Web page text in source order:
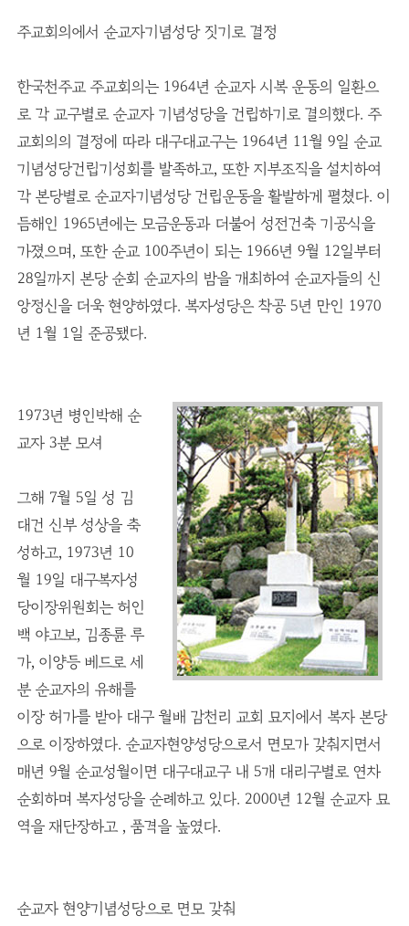
주교회의에서 순교자기념성당 짓기로 결정
한국천주교 주교회의는 1964년 순교자 시복 운동의 일환으
로 각 교구별로 순교자 기념성당을 건립하기로 결의했다. 주
교회의의 결정에 따라 대구대교구는 1964년 11월 9일 순교
기념성당건립기성회를 발족하고, 또한 지부조직을 설치하여
각 본당별로 순교자기념성당 건립운동을 활발하게 펼쳤다. 이
듬해인 1965년에는 모금운동과 더불어 성전건축 기공식을
가졌으며, 또한 순교 100주년이 되는 1966년 9월 12일부터
28일까지 본당 순회 순교자의 밤을 개최하여 순교자들의 신
앙정신을 더욱 현양하였다. 복자성당은 착공 5년 만인 1970
년 1월 1일 준공됐다.
1973년 병인박해 순
교자 3분 모셔
그해 7월 5일 성 김
대건 신부 성상을 축
성하고, 1973년 10
월 19일 대구복자성
당이장위원회는 허인
백 야고보, 김종륜 루
가, 이양등 베드로 세
분 순교자의 유해를
이장 허가를 받아 대구 월배 감천리 교회 묘지에서 복자 본당
으로 이장하였다. 순교자현양성당으로서 면모가 갖춰지면서
매년 9월 순교성월이면 대구대교구 내 5개 대리구별로 연차
순회하며 복자성당을 순례하고 있다. 2000년 12월 순교자 묘
역을 재단장하고 , 품격을 높였다.
순교자 현양기념성당으로 면모 갖춰